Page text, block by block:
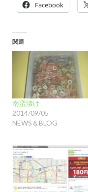
Facebook
関連
南蛮漬け
2014/09/05
NEWS＆BLOG